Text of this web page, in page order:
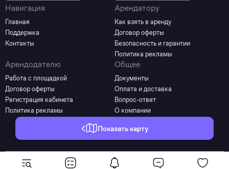
Показать карту
Навигация
Главная
Поддержка
Контакты
Арендатору
Как взять в аренду
Договор оферты
Безопасность и гарантии
Политика рекламы
Арендодателю
Работа с площадкой
Договор оферты
Регистрация кабинета
Политика рекламы
Общее
Документы
Оплата и доставка
Вопрос-ответ
О компании